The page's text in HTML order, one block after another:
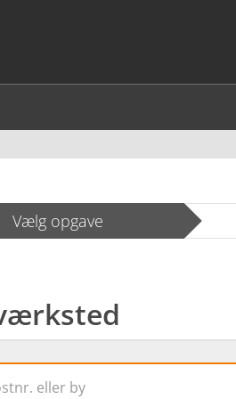
Vælg opgave